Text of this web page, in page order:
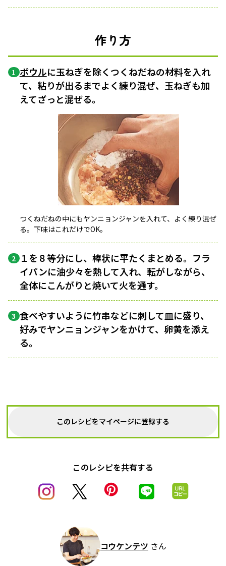
作り方
1 ボウルに玉ねぎを除くつくねだねの材料を入れ
て、粘りが出るまでよく練り混ぜ、玉ねぎも加
えてざっと混ぜる。
つくねだねの中にもヤンニョンジャンを入れて、よく練り混ぜ
る。下味はこれだけでOK。
2 １を８等分にし、棒状に平たくまとめる。フラ
イパンに油少々を熱して入れ、転がしながら、
全体にこんがりと焼いて火を通す。
3 食べやすいように竹串などに刺して皿に盛り、
好みでヤンニョンジャンをかけて、卵黄を添え
る。
このレシピをマイページに登録する
このレシピを共有する
コウケンテツ さん